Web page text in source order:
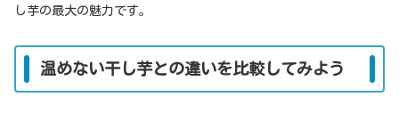
し芋の最大の魅力です。
温めない干し芋との違いを比較してみよう